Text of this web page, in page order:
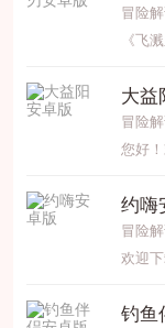
冒险
大益
冒险
约嗨
冒险
钓鱼